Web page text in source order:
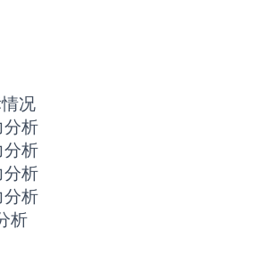
况
分析
分析
分析
分析
析